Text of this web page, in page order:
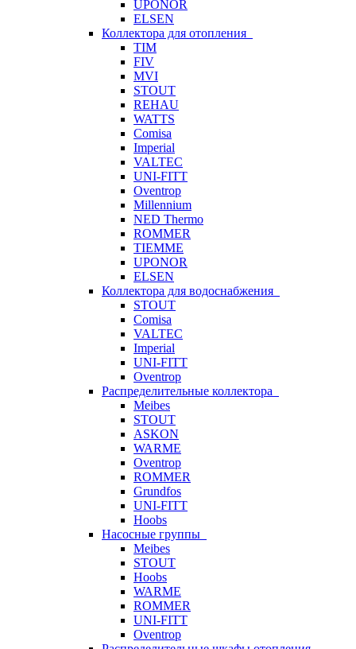
UPONOR
ELSEN
Коллектора для отопления
TIM
FIV
MVI
STOUT
REHAU
WATTS
Comisa
Imperial
VALTEC
UNI-FITT
Oventrop
Millennium
NED Thermo
ROMMER
TIEMME
UPONOR
ELSEN
Коллектора для водоснабжения
STOUT
Comisa
VALTEC
Imperial
UNI-FITT
Oventrop
Распределительные коллектора
Meibes
STOUT
ASKON
WARME
Oventrop
ROMMER
Grundfos
UNI-FITT
Hoobs
Насосные группы
Meibes
STOUT
Hoobs
WARME
ROMMER
UNI-FITT
Oventrop